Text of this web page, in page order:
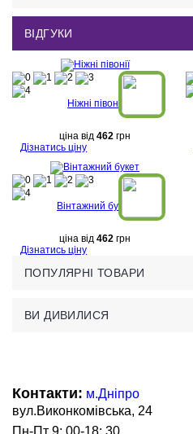
ВІДГУКИ
Ніжні півонії
ціна від 462 грн
Дізнатись ціну
Вінтажний букет
ціна від 462 грн
Дізнатись ціну
ПОПУЛЯРНІ ТОВАРИ
ВИ ДИВИЛИСЯ
Контакти: м.Дніпро
вул.Виконкомівська, 24
Пн-Пт 9: 00-18: 30